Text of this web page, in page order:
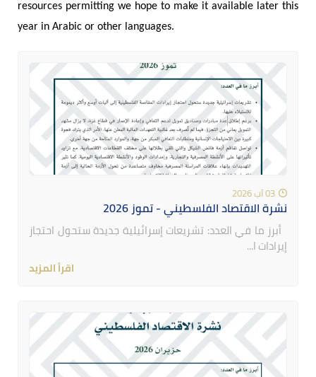
resources permitting we hope to make it available later this
year in Arabic or other languages.
03 آب 2026
نشرة الاقتصاد الفلسطيني - تموز 2026
أبرز ما في العدد: تشريعات إسرائيلية جديدة ستحول احتجاز
إيرادات ا...
اقرأ المزيد